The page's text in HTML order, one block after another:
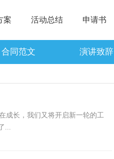
案 活动总结 申请书
合同范文 演讲致辞
成长，我们又将开启新一轮的工
...